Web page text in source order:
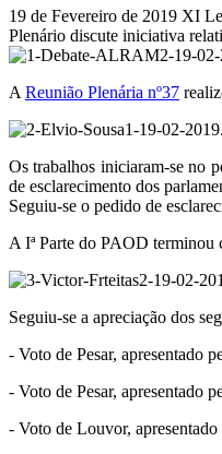
19 de Fevereiro de 2019 XI
Plenário discute iniciativa
A Reunião Plenária nº37
Os trabalhos iniciaram-se no
de esclarecimento dos
Seguiu-se o pedido de
A Iª Parte do PAOD terminou
Seguiu-se a apreciação dos
- Voto de Pesar, apresentado
- Voto de Pesar, apresentado
- Voto de Louvor,